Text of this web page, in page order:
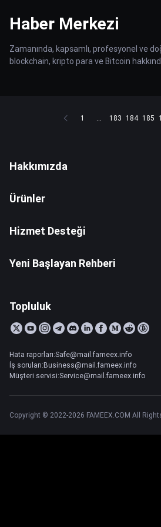
Haber Merkezi
Zamanında, kapsamlı, profesyonel ve
blockchain, kripto para ve Bitcoin
1 ... 183 184 185
Hakkımızda
Ürünler
Hizmet Desteği
Yeni Başlayan Rehberi
Topluluk
Hata raporları:Safe@mail.fameex.info
İş soruları:Business@mail.fameex.info
Müşteri servisi:Service@mail.fameex.info
Copyright © 2022-2026 FAMEEX.COM All